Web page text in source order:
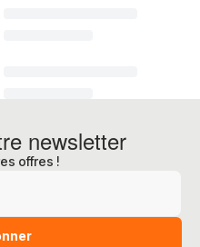
newsletter
offres !